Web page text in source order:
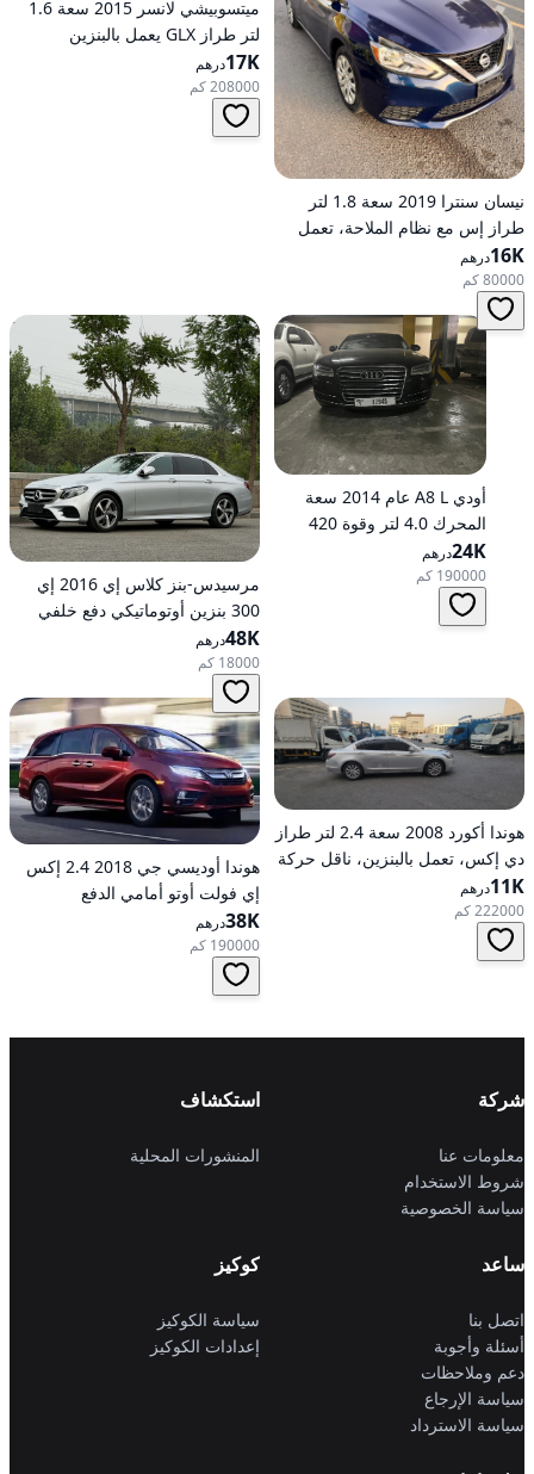
نيسان سنترا 2019 سعة 1.8 لتر
طراز إس مع نظام الملاحة، تعمل
بالبنزين، ناقل حركة أوتوماتيكي، دفع
أمامي
16Kدرهم
80000 كم
ميتسوبيشي لانسر 2015 سعة 1.6
لتر طراز GLX يعمل بالبنزين
وأوتوماتيكي بدفع أمامي
17Kدرهم
208000 كم
أودي A8 L عام 2014 سعة
المحرك 4.0 لتر وقوة 420
حصانًا، تعمل بالبنزين، ناقل
حركة أوتوماتيكي، دفع كلي
للعجلات
24Kدرهم
190000 كم
مرسيدس-بنز كلاس إي 2016 إي
300 بنزين أوتوماتيكي دفع خلفي
48Kدرهم
18000 كم
هوندا أكورد 2008 سعة 2.4 لتر طراز
دي إكس، تعمل بالبنزين، ناقل حركة
أوتوماتيكي، دفع أمامي
11Kدرهم
222000 كم
هوندا أوديسي جي 2018 2.4 إكس
إي فولت أوتو أمامي الدفع
38Kدرهم
190000 كم
شركة
معلومات عنا
شروط الاستخدام
سياسة الخصوصية
استكشاف
المنشورات المحلية
ساعد
اتصل بنا
أسئلة وأجوبة
دعم وملاحظات
سياسة الإرجاع
سياسة الاسترداد
كوكيز
سياسة الكوكيز
إعدادات الكوكيز